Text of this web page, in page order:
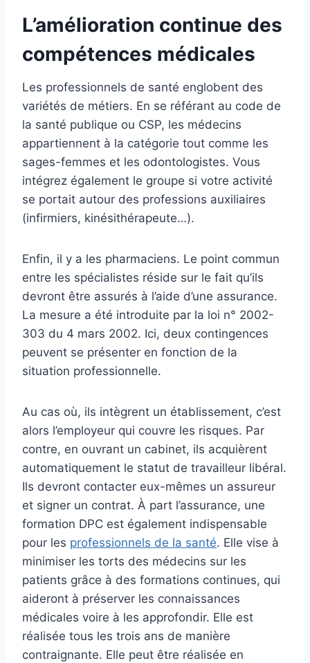
L’amélioration continue des
compétences médicales
Les professionnels de santé englobent des
variétés de métiers. En se référant au code de
la santé publique ou CSP, les médecins
appartiennent à la catégorie tout comme les
sages-femmes et les odontologistes. Vous
intégrez également le groupe si votre activité
se portait autour des professions auxiliaires
(infirmiers, kinésithérapeute…).
Enfin, il y a les pharmaciens. Le point commun
entre les spécialistes réside sur le fait qu’ils
devront être assurés à l’aide d’une assurance.
La mesure a été introduite par la loi n° 2002-
303 du 4 mars 2002. Ici, deux contingences
peuvent se présenter en fonction de la
situation professionnelle.
Au cas où, ils intègrent un établissement, c’est
alors l’employeur qui couvre les risques. Par
contre, en ouvrant un cabinet, ils acquièrent
automatiquement le statut de travailleur libéral.
Ils devront contacter eux-mêmes un assureur
et signer un contrat. À part l’assurance, une
formation DPC est également indispensable
pour les professionnels de la santé. Elle vise à
minimiser les torts des médecins sur les
patients grâce à des formations continues, qui
aideront à préserver les connaissances
médicales voire à les approfondir. Elle est
réalisée tous les trois ans de manière
contraignante. Elle peut être réalisée en